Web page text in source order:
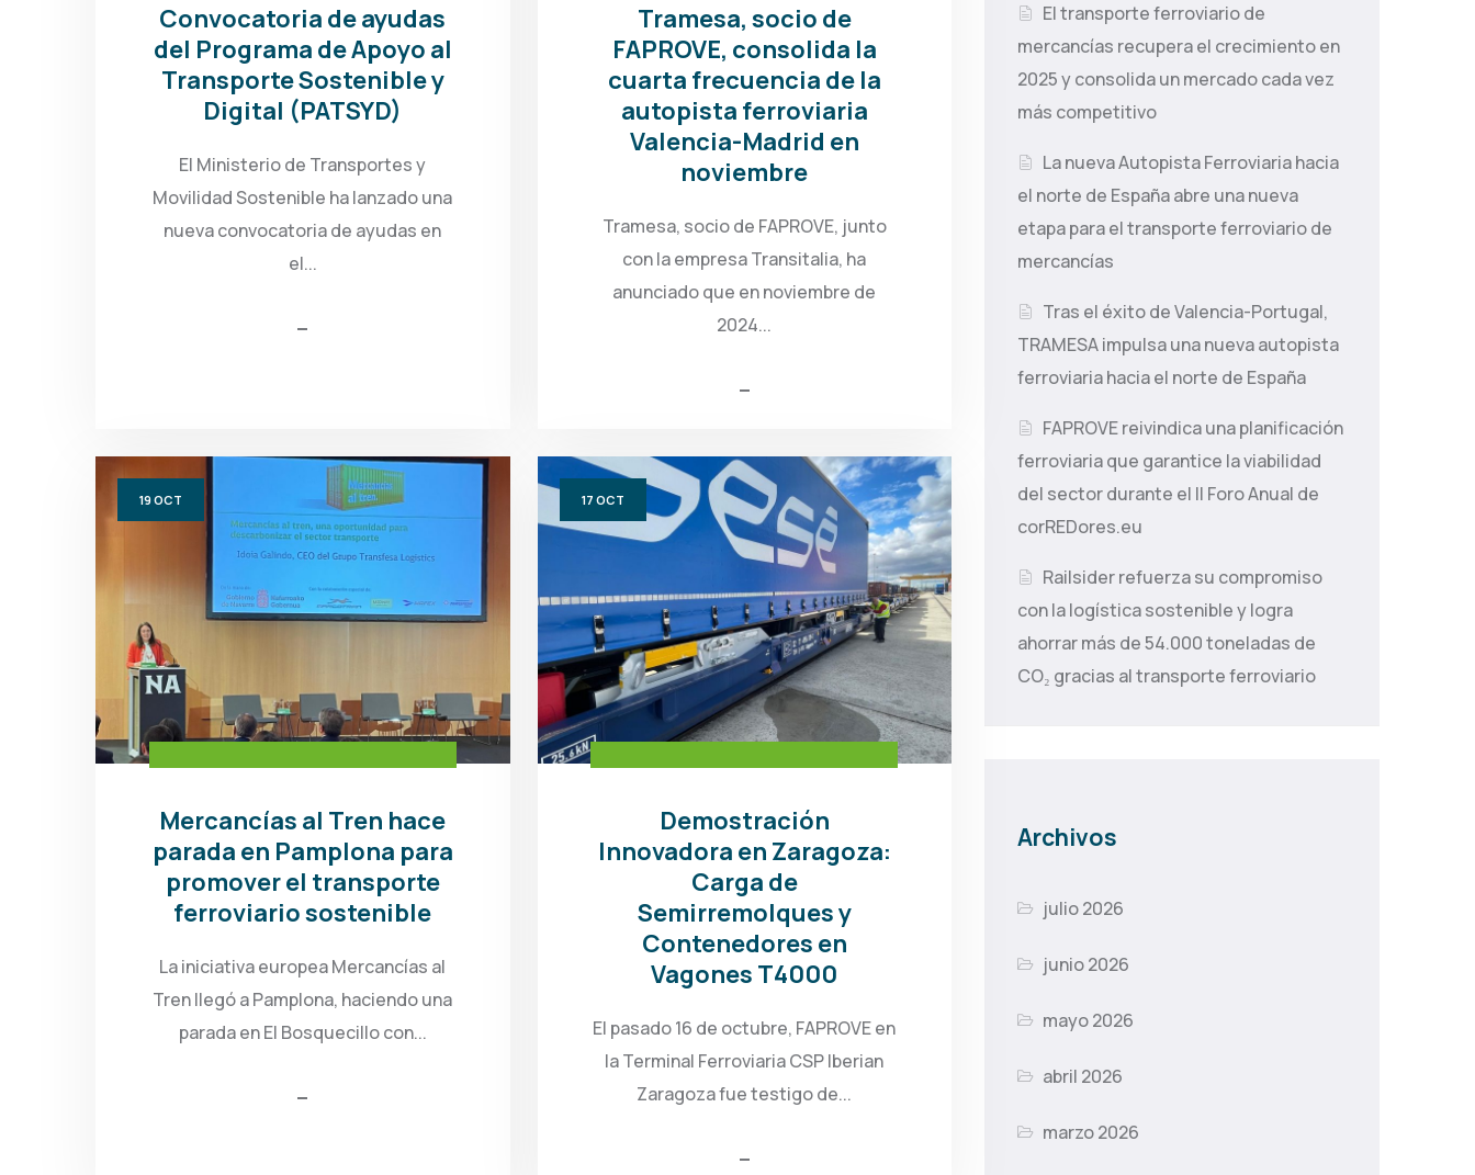
Convocatoria de ayudas
del Programa de Apoyo al
Transporte Sostenible y
Digital (PATSYD)
El Ministerio de Transportes y
Movilidad Sostenible ha lanzado una
nueva convocatoria de ayudas en
el...
Tramesa, socio de
FAPROVE, consolida la
cuarta frecuencia de la
autopista ferroviaria
Valencia-Madrid en
noviembre
Tramesa, socio de FAPROVE, junto
con la empresa Transitalia, ha
anunciado que en noviembre de
2024...
19OCT
Mercancías al Tren hace
parada en Pamplona para
promover el transporte
ferroviario sostenible
La iniciativa europea Mercancías al
Tren llegó a Pamplona, haciendo una
parada en El Bosquecillo con...
17 OCT
Demostración
Innovadora en Zaragoza:
Carga de
Semirremolques y
Contenedores en
Vagones T4000
El pasado 16 de octubre, FAPROVE en
la Terminal Ferroviaria CSP Iberian
Zaragoza fue testigo de...
El transporte ferroviario de
mercancías recupera el crecimiento en
2025 y consolida un mercado cada vez
más competitivo
La nueva Autopista Ferroviaria hacia
el norte de España abre una nueva
etapa para el transporte ferroviario de
mercancías
Tras el éxito de Valencia-Portugal,
TRAMESA impulsa una nueva autopista
ferroviaria hacia el norte de España
FAPROVE reivindica una planificación
ferroviaria que garantice la viabilidad
del sector durante el II Foro Anual de
corREDores.eu
Railsider refuerza su compromiso
con la logística sostenible y logra
ahorrar más de 54.000 toneladas de
CO₂ gracias al transporte ferroviario
Archivos
julio 2026
junio 2026
mayo 2026
abril 2026
marzo 2026